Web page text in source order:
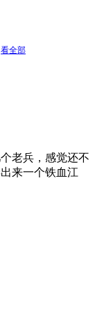
看全部
老兵，感觉还不
来一个铁血江